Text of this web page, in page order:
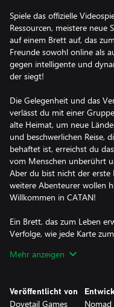
Spiele das offizielle
Ressourcen, meistere neue
auf einem Brett auf, das
Freunde sowohl online als
gegen intelligente und
der siegt!
Die Gelegenheit und das
verlässt du mit einer
alte Heimat, um neue
und beschwerlichen Reise,
behaftet ist, erreichst du
vom Menschen unberührt
Aber du bist nicht der erste
weitere Abenteurer wollen
Willkommen in CATAN!
Ein Brett, das zum Leben
Verfolge, wie jede Karte
Erz aus hoch aufragenden
Mehr anzeigen
Veröffentlicht von
Dovetail Games Nomad